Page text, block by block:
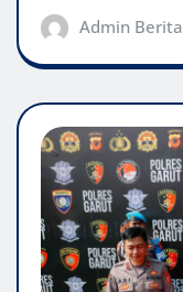
Admin Berita